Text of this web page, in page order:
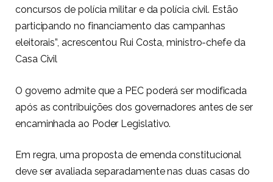
concursos de polícia militar e da polícia civil. Estão
participando no financiamento das campanhas
eleitorais”, acrescentou Rui Costa, ministro-chefe da
Casa Civil
O governo admite que a PEC poderá ser modificada
após as contribuições dos governadores antes de ser
encaminhada ao Poder Legislativo.
Em regra, uma proposta de emenda constitucional
deve ser avaliada separadamente nas duas casas do